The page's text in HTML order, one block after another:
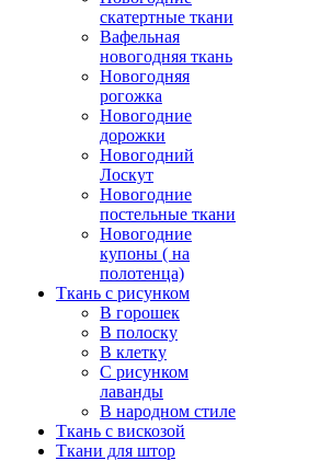
скатертные ткани
Вафельная
новогодняя ткань
Новогодняя
рогожка
Новогодние
дорожки
Новогодний
Лоскут
Новогодние
постельные ткани
Новогодние
купоны ( на
полотенца)
Ткань с рисунком
В горошек
В полоску
В клетку
С рисунком
лаванды
В народном стиле
Ткань с вискозой
Ткани для штор